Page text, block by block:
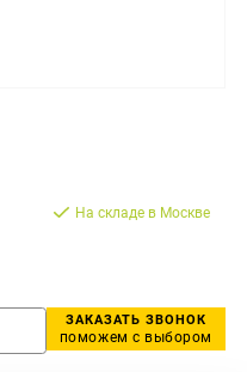
На складе в Москве
ЗАКАЗАТЬ ЗВОНОК
поможем с выбором